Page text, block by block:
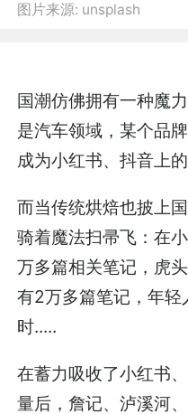
图片来源: unsplash
国潮仿佛拥有一种魔
是汽车领域，某个品
成为小红书、抖音上的
而当传统烘焙也披上
骑着魔法扫帚飞：在
万多篇相关笔记，虎
有2万多篇笔记，年
时.....
在蓄力吸收了小红书
量后，詹记、泸溪河